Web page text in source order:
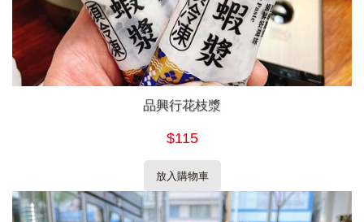
品興行花枝漿
$115
放入購物車